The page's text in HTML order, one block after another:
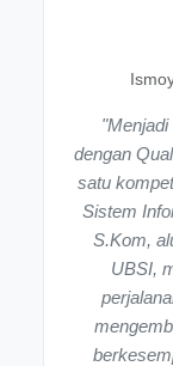
dengan
satu
Sistem
S.Kom,
UBSI,